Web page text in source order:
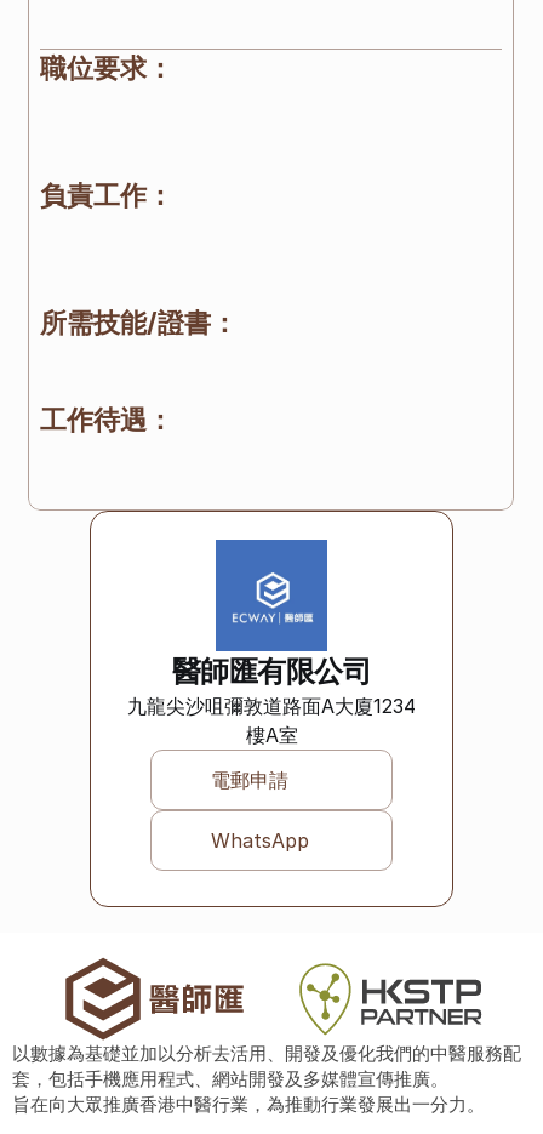
職位要求：
即時上班者將獲優先考慮
負責工作：
曾報讀中醫助護或相關課程者將獲優先考慮
所需技能/證書：
MS Office
工作待遇：
定)，在職培訓。
醫師匯有限公司
九龍尖沙咀彌敦道路面A大廈1234
樓A室
電郵申請
WhatsApp
以數據為基礎並加以分析去活用、開發及優化我們的中醫服務配
套，包括手機應用程式、網站開發及多媒體宣傳推廣。
旨在向大眾推廣香港中醫行業，為推動行業發展出一分力。